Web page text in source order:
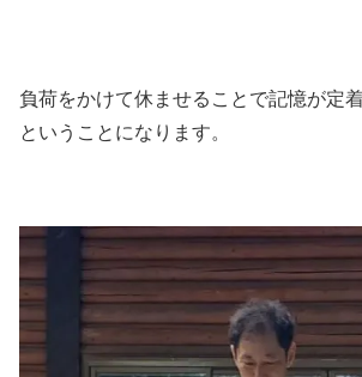
負荷をかけて休ませることで記憶が定着
ということになります。